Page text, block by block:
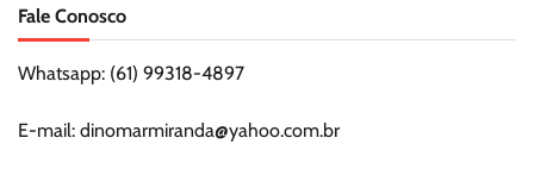
Fale Conosco
Whatsapp: (61) 99318-4897
E-mail: dinomarmiranda@yahoo.com.br